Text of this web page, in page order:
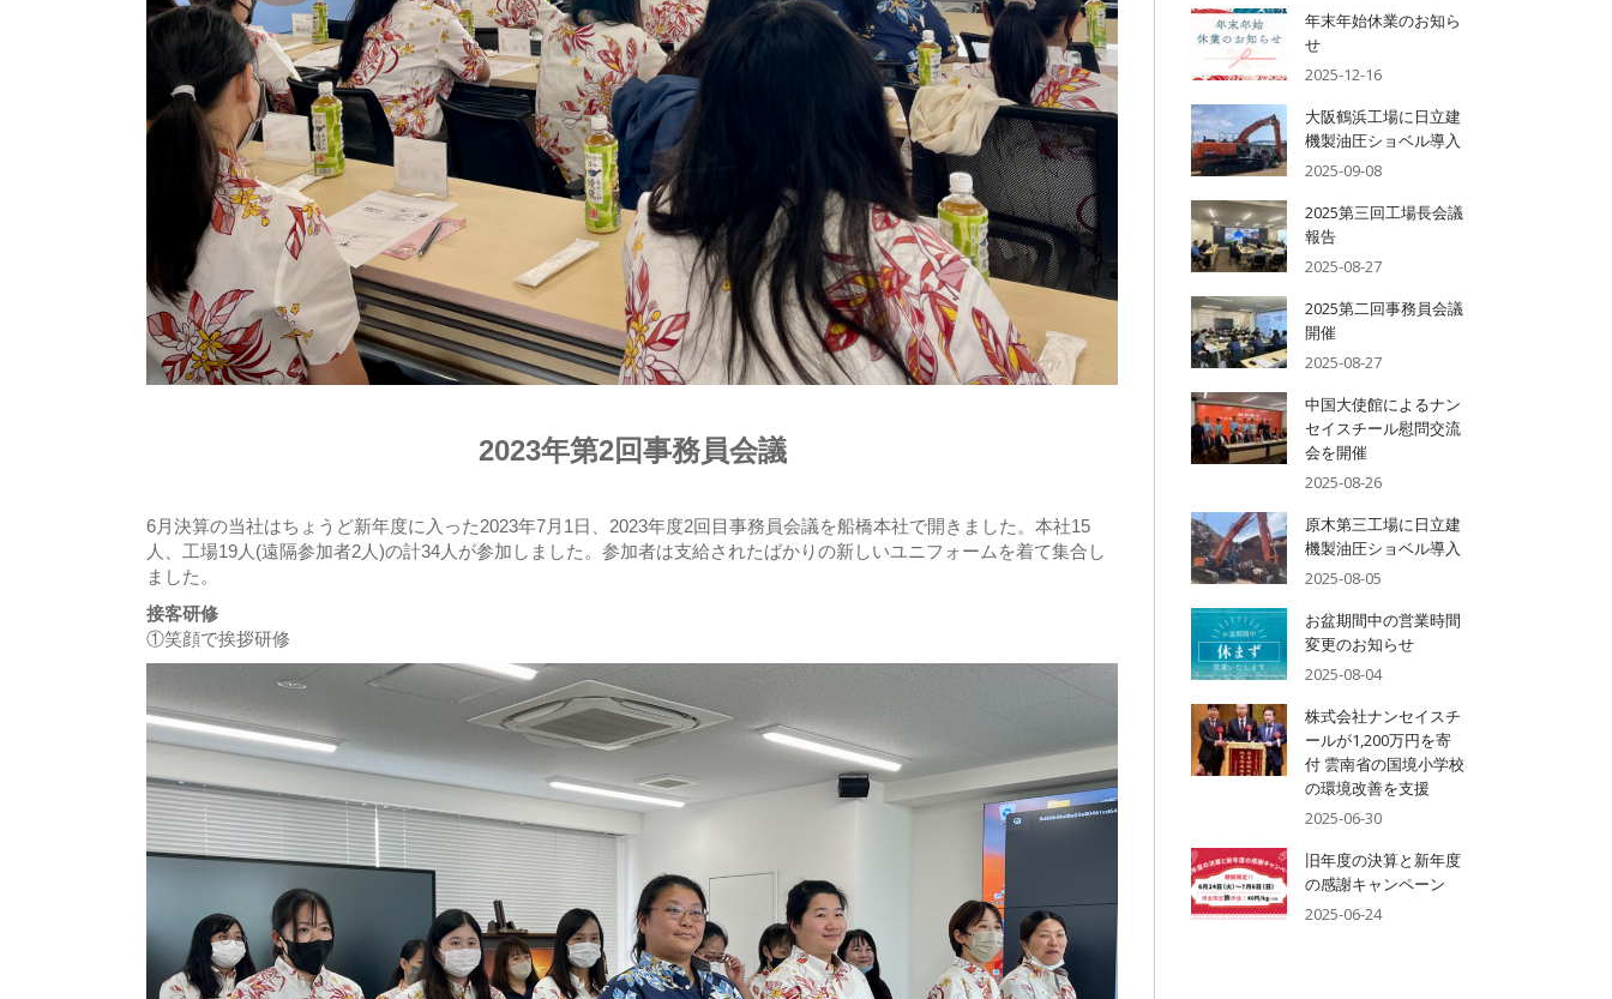
2023年第2回事務員会議
6月決算の当社はちょうど新年度に入った2023年7月1日、2023年度2回目事務員会議を船橋本社で開きました。本社15
人、工場19人(遠隔参加者2人)の計34人が参加しました。参加者は支給されたばかりの新しいユニフォームを着て集合し
ました。
接客研修
①笑顔で挨拶研修
年末年始休業のお知ら
せ
2025-12-16
大阪鶴浜工場に日立建
機製油圧ショベル導入
2025-09-08
2025第三回工場長会議
報告
2025-08-27
2025第二回事務員会議
開催
2025-08-27
中国大使館によるナン
セイスチール慰問交流
会を開催
2025-08-26
原木第三工場に日立建
機製油圧ショベル導入
2025-08-05
お盆期間中の営業時間
変更のお知らせ
2025-08-04
株式会社ナンセイスチ
ールが1,200万円を寄
付 雲南省の国境小学校
の環境改善を支援
2025-06-30
旧年度の決算と新年度
の感謝キャンペーン
2025-06-24